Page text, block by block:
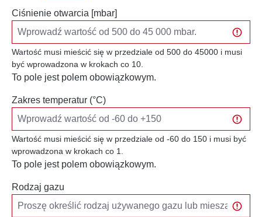
Ciśnienie otwarcia [mbar]
Wartość musi mieścić się w przedziale od 500 do 45000 i musi
być wprowadzona w krokach co 10.
To pole jest polem obowiązkowym.
Zakres temperatur (°C)
Wartość musi mieścić się w przedziale od -60 do 150 i musi być
wprowadzona w krokach co 1.
To pole jest polem obowiązkowym.
Rodzaj gazu